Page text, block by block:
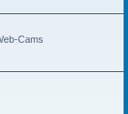
Cams